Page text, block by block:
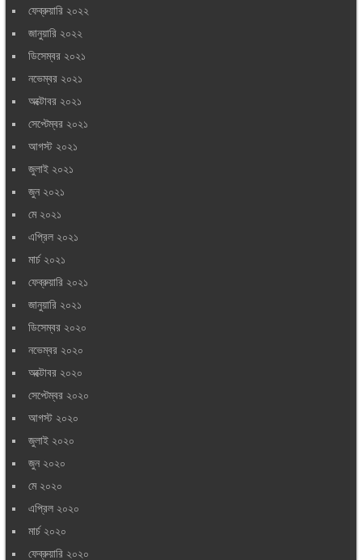
ফেব্রুয়ারি ২০২২
জানুয়ারি ২০২২
ডিসেম্বর ২০২১
নভেম্বর ২০২১
অক্টোবর ২০২১
সেপ্টেম্বর ২০২১
আগস্ট ২০২১
জুলাই ২০২১
জুন ২০২১
মে ২০২১
এপ্রিল ২০২১
মার্চ ২০২১
ফেব্রুয়ারি ২০২১
জানুয়ারি ২০২১
ডিসেম্বর ২০২০
নভেম্বর ২০২০
অক্টোবর ২০২০
সেপ্টেম্বর ২০২০
আগস্ট ২০২০
জুলাই ২০২০
জুন ২০২০
মে ২০২০
এপ্রিল ২০২০
মার্চ ২০২০
ফেব্রুয়ারি ২০২০